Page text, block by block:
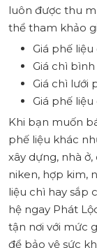
luôn được thu
thể tham khảo
Giá phế
Giá chì
Giá chì lưới
Giá phế
Khi bạn muốn
phế liệu khác
xây dựng, nhà ở,
niken, hợp kim,
liệu chì hay sắp
hệ ngay Phát
tận nơi với mức
để bảo vệ sức